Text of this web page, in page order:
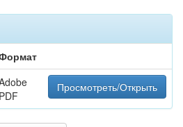
PDF
Просмотреть/Открыть